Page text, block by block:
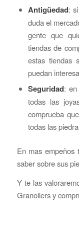
Antigüedad:
duda el
gente que
tiendas de
estas tiendas
puedan
Seguridad: en
todas las
comprueba
todas las
En mas empeños
saber sobre sus
Y te las
Granollers y